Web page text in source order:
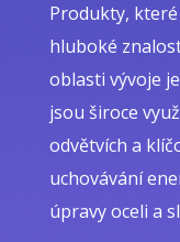
Produkty,
hluboké
oblasti vývoje
jsou široce
odvětvích a
uchovávání
úpravy oceli a